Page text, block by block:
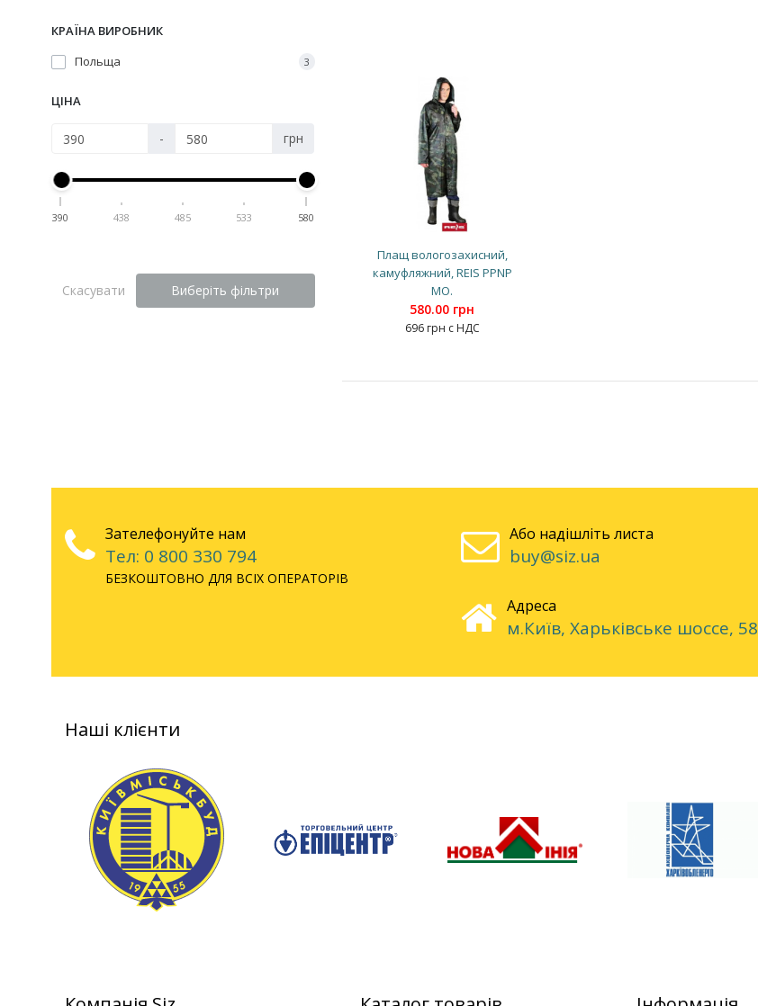
КРАЇНА ВИРОБНИК
Польща
3
ЦІНА
- грн
390 438 485 533 580
Скасувати Виберіть фільтри
Плащ вологозахисний,
камуфляжний, REIS PPNP
MO.
580.00 грн
696 грн с НДС
Зателефонуйте нам
Тел: 0 800 330 794
БЕЗКОШТОВНО ДЛЯ ВСІХ ОПЕРАТОРІВ
Або надішліть листа
buy@siz.ua
Адреса
м.Київ, Харьківське шоссе, 58
Наші клієнти